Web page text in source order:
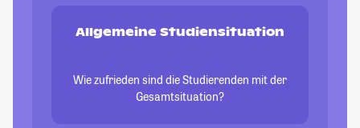
Allgemeine Studiensituation
Wie zufrieden sind die Studierenden mit der
Gesamtsituation?